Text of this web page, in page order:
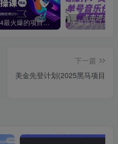
2024最火爆的项目短剧推广实操课 一条视频变现5万+(附软件工具
下一篇
美金先登计划(2025黑马项目